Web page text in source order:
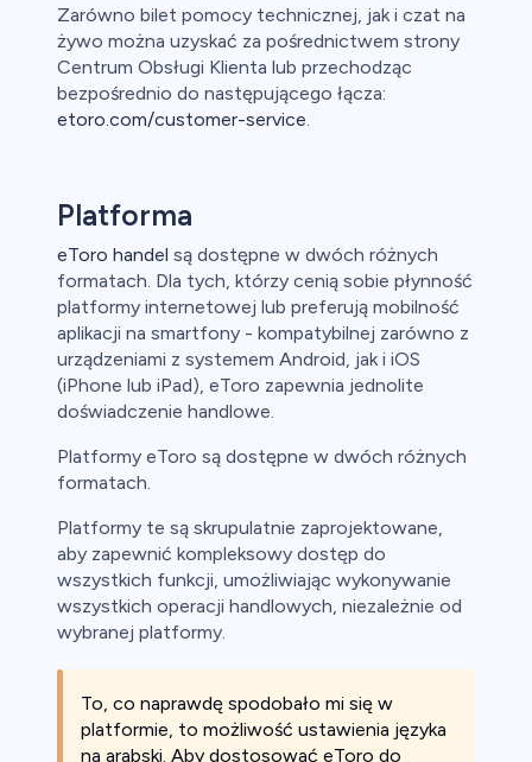
Zarówno bilet pomocy technicznej, jak i czat na
żywo można uzyskać za pośrednictwem strony
Centrum Obsługi Klienta lub przechodząc
bezpośrednio do następującego łącza:
etoro.com/customer-service.
Platforma
eToro handel są dostępne w dwóch różnych
formatach. Dla tych, którzy cenią sobie płynność
platformy internetowej lub preferują mobilność
aplikacji na smartfony - kompatybilnej zarówno z
urządzeniami z systemem Android, jak i iOS
(iPhone lub iPad), eToro zapewnia jednolite
doświadczenie handlowe.
Platformy eToro są dostępne w dwóch różnych
formatach.
Platformy te są skrupulatnie zaprojektowane,
aby zapewnić kompleksowy dostęp do
wszystkich funkcji, umożliwiając wykonywanie
wszystkich operacji handlowych, niezależnie od
wybranej platformy.
To, co naprawdę spodobało mi się w
platformie, to możliwość ustawienia języka
na arabski. Aby dostosować eToro do